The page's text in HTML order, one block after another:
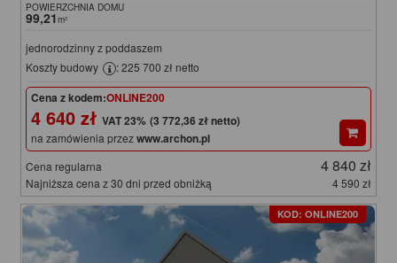
POWIERZCHNIA DOMU
99,21m²
jednorodzinny z poddaszem
Koszty budowy
: 225 700 zł netto
Cena z kodem:ONLINE200
4 640 zł (3 772,36 zł netto)
na zamówienia przezwww.archon.pl
Cena regularna 4 840 zł
Najniższa cena z 30 dni przed obniżką 4 590 zł
KOD: ONLINE200